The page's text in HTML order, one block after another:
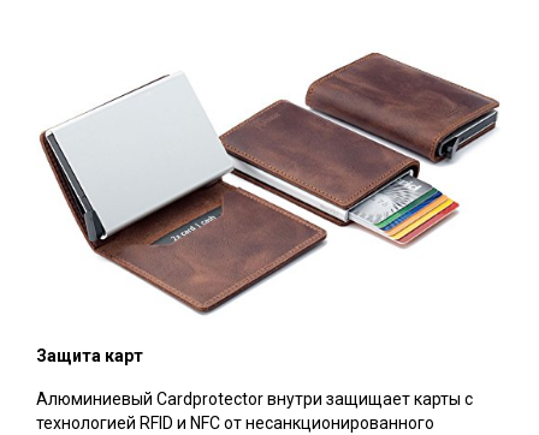
Защита карт
Алюминиевый Cardprotector внутри защищает карты с
технологией RFID и NFC от несанкционированного